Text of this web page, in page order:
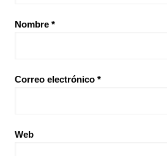
Nombre *
Correo electrónico *
Web